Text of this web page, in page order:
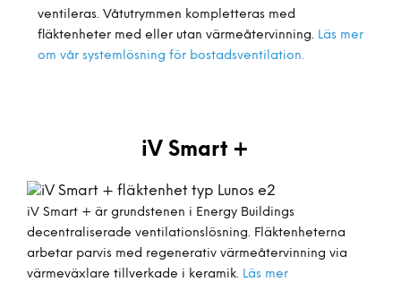
ventileras. Våtutrymmen kompletteras med
fläktenheter med eller utan värmeåtervinning. Läs mer
om vår systemlösning för bostadsventilation.
iV Smart +
iV Smart + är grundstenen i Energy Buildings
decentraliserade ventilationslösning. Fläktenheterna
arbetar parvis med regenerativ värmeåtervinning via
värmeväxlare tillverkade i keramik. Läs mer